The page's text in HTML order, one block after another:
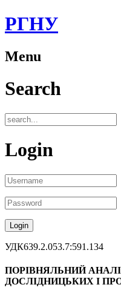
РГНУ
Menu
Search
Login
УДК639.2.053.7:591.134
ПОРІВНЯЛЬНИЙ
ДОСЛІДНИЦЬКИХ І